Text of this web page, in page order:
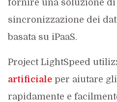
fornire una soluzione di
sincronizzazione dei
basata su iPaaS.
Project LightSpeed
artificialeper aiutare
rapidamente e